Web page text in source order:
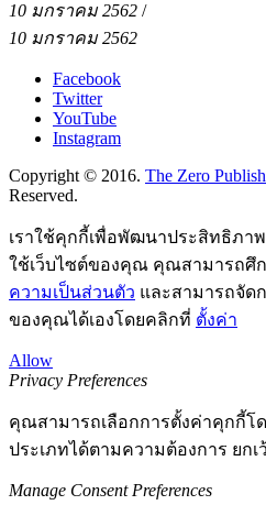
10 มกราคม 2562 /
10 มกราคม 2562
Facebook
Twitter
YouTube
Instagram
Copyright © 2016. The Zero
Reserved.
เราใช้คุกกี้เพื่อพัฒนาประสิทธิภา
ใช้เว็บไซต์ของคุณ คุณสามารถศึก
ความเป็นส่วนตัว และสามารถจัด
ของคุณได้เองโดยคลิกที่ ตั้งค่า
Allow
Privacy Preferences
คุณสามารถเลือกการตั้งค่าคุกกี้โ
ประเภทได้ตามความต้องการ ยก
Manage Consent Preferences